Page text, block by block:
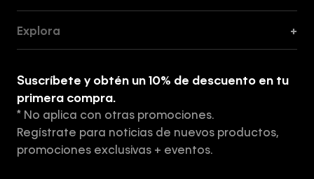
Tiendas
Aviso de privacidad
Términos y Condiciones
Explora +
Suscríbete y obtén un 10% de descuento en tu
primera compra.
* No aplica con otras promociones.
Regístrate para noticias de nuevos productos,
promociones exclusivas + eventos.